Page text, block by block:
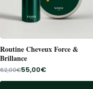
Routine Cheveux Force &
Brillance
62,00€55,00€